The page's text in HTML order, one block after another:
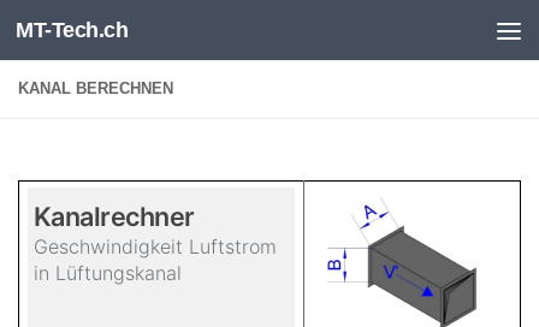
Skip to content
MT-Tech.ch
KANAL BERECHNEN
Kanalrechner
Geschwindigkeit Luftstrom
in Lüftungskanal